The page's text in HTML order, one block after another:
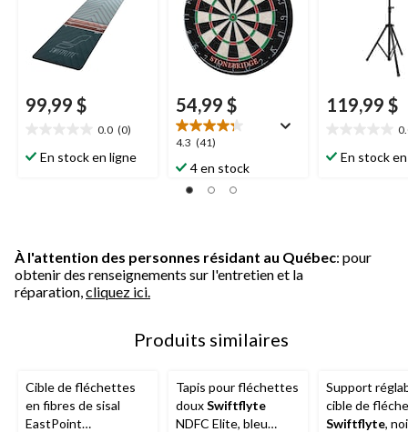
99,99 $
0.0 (0)
étoile(s)
En stock en ligne
54,99 $
4.3 (41)
4.3
étoile(s)
sur
5.
4 en stock
119,99 $
étoile(s)
En stock
À l'attention des personnes résidant au Québec: pour
obtenir des renseignements sur l'entretien et la
réparation, cliquez ici.
Produits similaires
Cible de fléchettes
en fibres de sisal
EastPoint
Tapis pour fléchettes
douxSwiftflyte
NDFC Elite, bleu
Support
cible de
Swiftflyte,